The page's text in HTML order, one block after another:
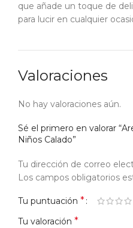
que añade un toque de
para lucir en cualquier
Valoraciones
No hay valoraciones aún.
Sé el primero en valorar
Niños Calado”
Tu dirección de correo
Los campos obligatorios
Tu puntuación *
Tu valoración *